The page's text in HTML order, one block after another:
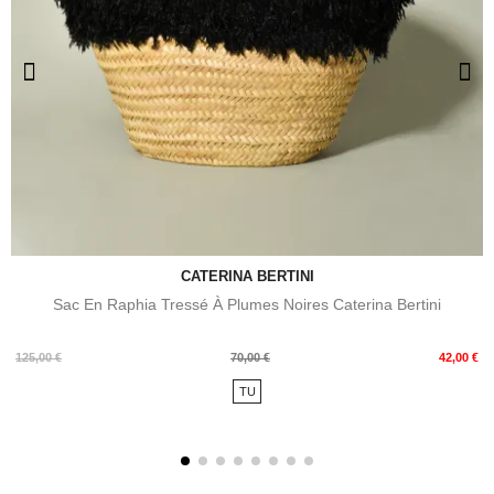
CATERINA BERTINI
Sac En Raphia Tressé À Plumes Noires Caterina Bertini
125,00 €
Prix
70,00 € 42,00 €
Prix
TU